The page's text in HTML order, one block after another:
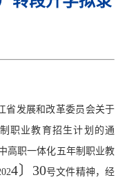
省发展和改革委员会关于
职业教育招生计划的通
高职一体化五年制职业教
4〕 30号文件精神，经